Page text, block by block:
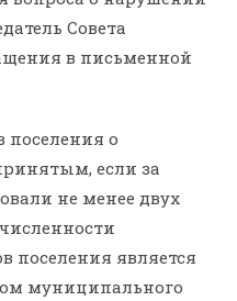
Совета
в письменной
поселения о
если за
не менее двух
поселения является
муниципального